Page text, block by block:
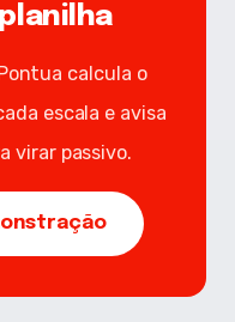
calcula o
escala e avisa
virar passivo.